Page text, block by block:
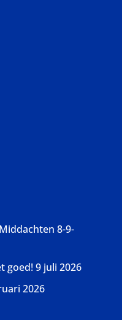
8-9-
goed!9 juli 2026
2026